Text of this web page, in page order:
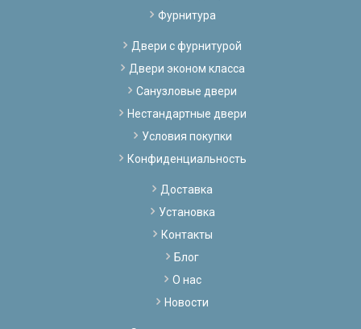
Фурнитура
Двери с фурнитурой
Двери эконом класса
Санузловые двери
Нестандартные двери
Условия покупки
Конфиденциальность
Доставка
Установка
Контакты
Блог
О нас
Новости